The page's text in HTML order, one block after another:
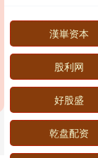
漢崋资本
股利网
好股盛
乾盘配资